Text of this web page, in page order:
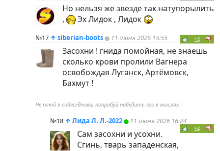
Но нельзя же звезде так натупорылить
,
Эх Лидок , Лидок
№17 ↑ siberian-boots 11 июня 2026 15:55 +2
Засохни ! гнида помойная, не знаешь
сколько крови пролили Вагнера
освобождая Луганск, Артёмовск,
Бахмут !
----------
Не плюй в собеседника, попробуй победить его в мыслях.
№18 ↑ Лида Л. Л.-2022 11 июня 2026 16:24
+2
Сам засохни и усохни.
Сгинь, тварь западенская,